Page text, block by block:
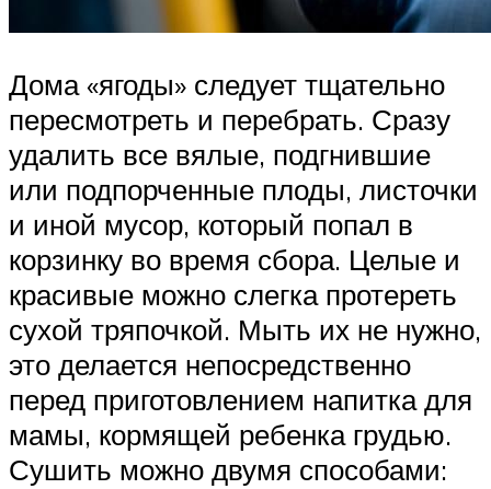
Дома «ягоды» следует тщательно
пересмотреть и перебрать. Сразу
удалить все вялые, подгнившие
или подпорченные плоды, листочки
и иной мусор, который попал в
корзинку во время сбора. Целые и
красивые можно слегка протереть
сухой тряпочкой. Мыть их не нужно,
это делается непосредственно
перед приготовлением напитка для
мамы, кормящей ребенка грудью.
Сушить можно двумя способами: